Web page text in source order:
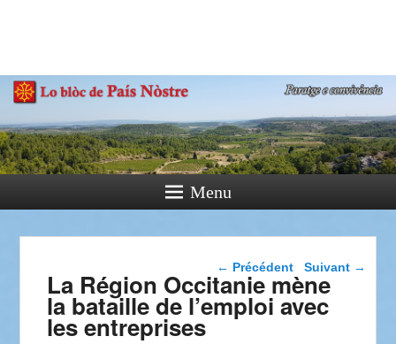
Paratge e Convivència
Menu
Navigation dans les
articles
← Précédent Suivant →
La Région Occitanie mène
la bataille de l’emploi avec
les entreprises